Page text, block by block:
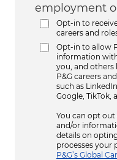
employment
Opt-in to
careers and
Opt-in to allow
information
you, and others
P&G careers
such as
Google, TikTok,
You can opt
and/or
details on
processes your
P&G’s Global